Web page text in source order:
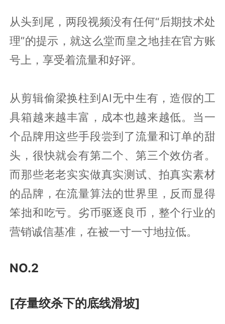
从头到尾，两段视频没有任何“后期技术处
理”的提示，就这么堂而皇之地挂在官方账
号上，享受着流量和好评。
从剪辑偷梁换柱到AI无中生有，造假的工
具箱越来越丰富，成本也越来越低。当一
个品牌用这些手段尝到了流量和订单的甜
头，很快就会有第二个、第三个效仿者。
而那些老老实实做真实测试、拍真实素材
的品牌，在流量算法的世界里，反而显得
笨拙和吃亏。劣币驱逐良币，整个行业的
营销诚信基准，在被一寸一寸地拉低。
NO.2
[存量绞杀下的底线滑坡]